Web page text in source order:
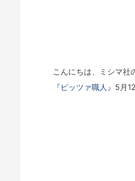
こんにちは、ミシマ社
『ピッツァ職人』 5月